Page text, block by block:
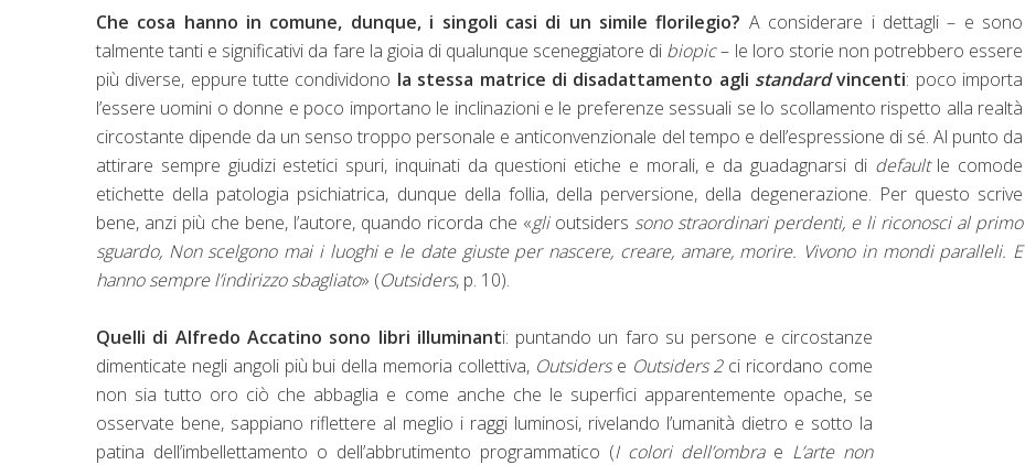
Che cosa hanno in comune, dunque, i singoli casi di un simile florilegio? A considerare i dettagli – e sono
talmente tanti e significativi da fare la gioia di qualunque sceneggiatore di biopic– le loro storie non potrebbero essere
più diverse, eppure tutte condividono la stessa matrice di disadattamento agli standardvincenti: poco importa
l’essere uomini o donne e poco importano le inclinazioni e le preferenze sessuali se lo scollamento rispetto alla realtà
circostante dipende da un senso troppo personale e anticonvenzionale del tempo e dell’espressione di sé. Al punto da
attirare sempre giudizi estetici spuri, inquinati da questioni etiche e morali, e da guadagnarsi di defaultle comode
etichette della patologia psichiatrica, dunque della follia, della perversione, della degenerazione. Per questo scrive
bene, anzi più che bene, l’autore, quando ricorda che «gli outsiders sono straordinari perdenti, e li riconosci al primo
sguardo, Non scelgono mai i luoghi e le date giuste per nascere, creare, amare, morire. Vivono in mondi paralleli. E
hanno sempre l’indirizzo sbagliato» (Outsiders, p. 10).
Quelli di Alfredo Accatino sono libri illuminanti: puntando un faro su persone e circostanze
dimenticate negli angoli più bui della memoria collettiva, Outsiderse Outsiders 2ci ricordano come
non sia tutto oro ciò che abbaglia e come anche che le superfici apparentemente opache, se
osservate bene, sappiano riflettere al meglio i raggi luminosi, rivelando l’umanità dietro e sotto la
patina dell’imbellettamento o dell’abbrutimento programmatico (I colori dell’ombrae L’arte non